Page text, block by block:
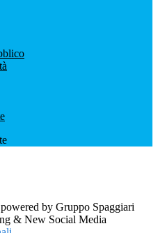
by Gruppo Spaggiari
& New Social Media